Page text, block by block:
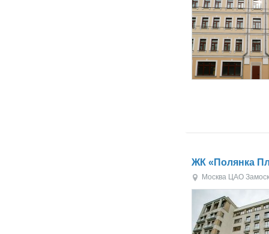
ЖК «Полянка
Москва ЦАО